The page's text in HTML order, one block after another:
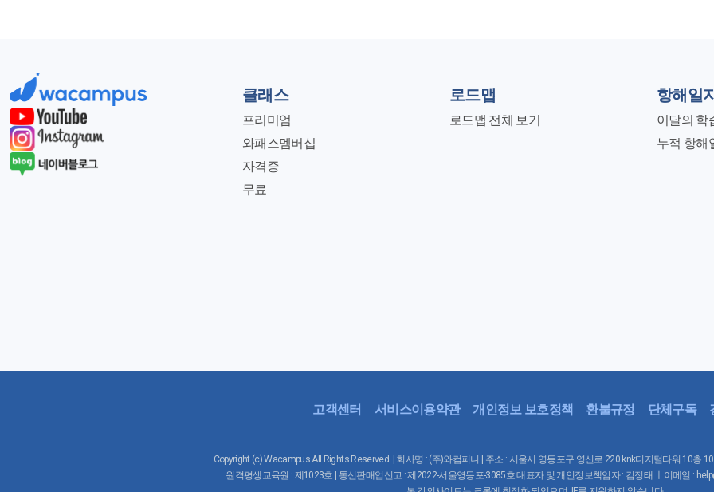
클래스
프리미엄
와패스멤버십
자격증
무료
로드맵
로드맵 전체 보기
항해일지
이달의 학
누적 항해
고객센터 서비스이용약관 개인정보 보호정책 환불규정 단체구독
Copyright (c) Wacampus All Rights Reserved. | 회사명 : (주)와컴퍼니 | 주소 : 서울시 영등포구 영신로 220 knk디지털타워 10층
원격평생교육원 : 제1023호 | 통신판매업신고 : 제2022-서울영등포-3085호 대표자 및 개인정보책임자 : 김정태 ㅣ이메일 :